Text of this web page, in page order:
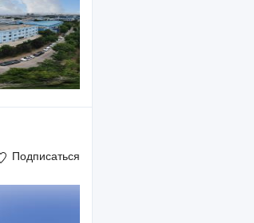
Подписаться